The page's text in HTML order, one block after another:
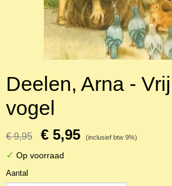
Deelen, Arna -
vogel
€ 9,95 € 5,95 (inclusief btw 9%)
✓ Op voorraad
Aantal